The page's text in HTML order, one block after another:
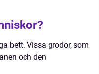
bett. Vissa grodor, som
och den